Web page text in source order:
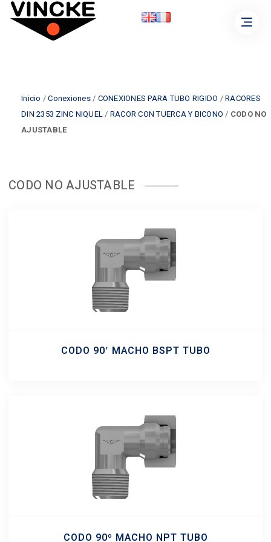
Inicio /Conexiones/ CONEXIONES PARA TUBO RIGIDO / RACORES
DIN 2353 ZINC NIQUEL / RACOR CON TUERCA Y BICONO / CODO NO
AJUSTABLE
CODO NO AJUSTABLE
CODO 90′ MACHO BSPT TUBO
CODO 90º MACHO NPT TUBO